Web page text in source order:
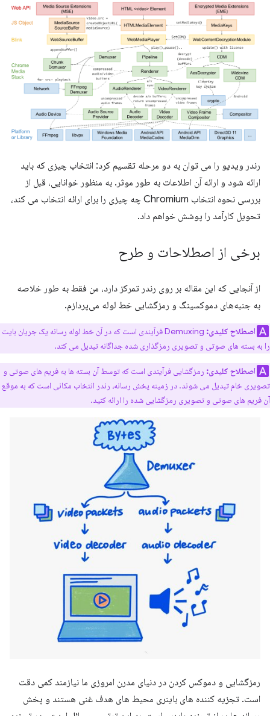
رندر ویدیو را می توان به دو مرحله تقسیم کرد: انتخاب چیزی که باید
ارائه شود و ارائه آن اطلاعات به طور موثر. به منظور خوانایی، قبل از
بررسی نحوه انتخاب Chromium چه چیزی را برای ارائه انتخاب می کند،
تحویل کارآمد را پوشش خواهم داد.
برخی از اصطلاحات و طرح
از آنجایی که این مقاله بر روی رندر تمرکز دارد، من فقط به طور خلاصه
به جنبه‌های دموکسینگ و رمزگشایی خط لوله می‌پردازم.
اصطلاح کلیدی:
Demuxing فرآیندی است که در آن خط لوله رسانه یک جریان بایت
را به بسته های صوتی و تصویری رمزگذاری شده جداگانه تبدیل می کند.
اصطلاح کلیدی: رمزگشایی فرآیندی است که توسط آن بسته ها به فریم های صوتی و
تصویری خام تبدیل می شوند. در زمینه پخش رسانه، رندر انتخاب مکانی است که به موقع
آن فریم های صوتی و تصویری رمزگشایی شده را ارائه کنید.
رمزگشایی و دموکس کردن در دنیای مدرن امروزی ما نیازمند کمی دقت
است. تجزیه کننده های باینری محیط های هدف غنی هستند و پخش